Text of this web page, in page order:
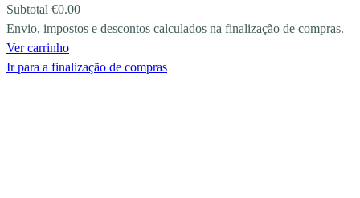
PRODUCTS
IN
Subtotal €0.00
Envio, impostos e descontos calculados na finalização de compras.
Ver carrinho
Ir para a finalização de compras